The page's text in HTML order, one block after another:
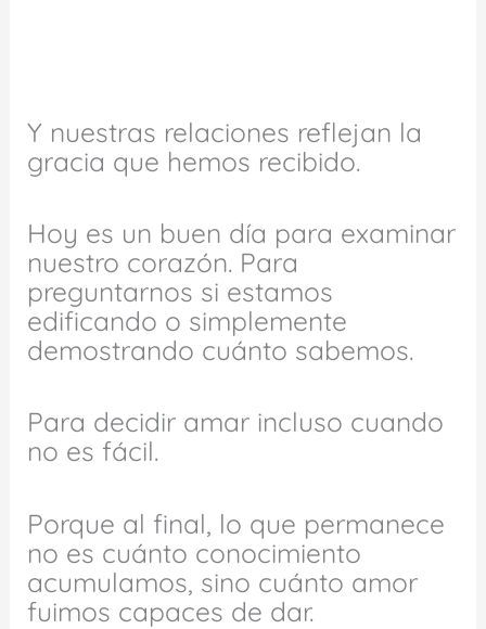
Y nuestras relaciones reflejan la
gracia que hemos recibido.
Hoy es un buen día para examinar
nuestro corazón. Para
preguntarnos si estamos
edificando o simplemente
demostrando cuánto sabemos.
Para decidir amar incluso cuando
no es fácil.
Porque al final, lo que permanece
no es cuánto conocimiento
acumulamos, sino cuánto amor
fuimos capaces de dar.